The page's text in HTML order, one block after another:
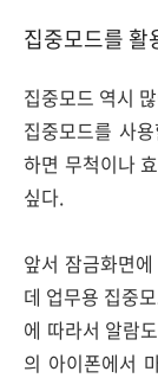
집중모드를 활
집중모드 역시
집중모드를 사
하면 무척이나
싶다.
앞서 잠금화면
데 업무용 집중
에 따라서 알람
의 아이폰에서